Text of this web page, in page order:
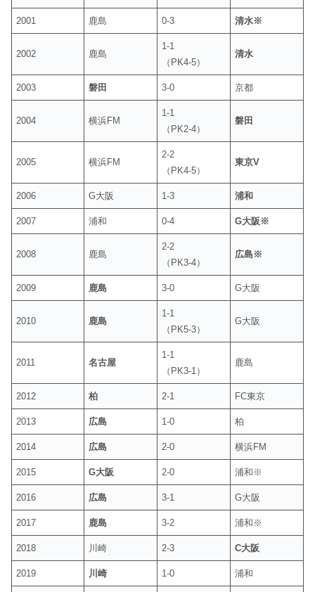
2001 鹿島 0-3 清水※
2002 鹿島
1-1
（PK4-5）
清水
2003 磐田 3-0 京都
2004 横浜FM
1-1
（PK2-4）
磐田
2005 横浜FM
2-2
（PK4-5）
東京V
2006 G大阪 1-3 浦和
2007 浦和 0-4 G大阪※
2008 鹿島
2-2
（PK3-4）
広島※
2009 鹿島 3-0 G大阪
2010 鹿島
1-1
（PK5-3）
G大阪
2011 名古屋
1-1
（PK3-1）
鹿島
2012 柏 2-1 FC東京
2013 広島 1-0 柏
2014 広島 2-0 横浜FM
2015 G大阪 2-0 浦和※
2016 広島 3-1 G大阪
2017 鹿島 3-2 浦和※
2018 川崎 2-3 C大阪
2019 川崎 1-0 浦和